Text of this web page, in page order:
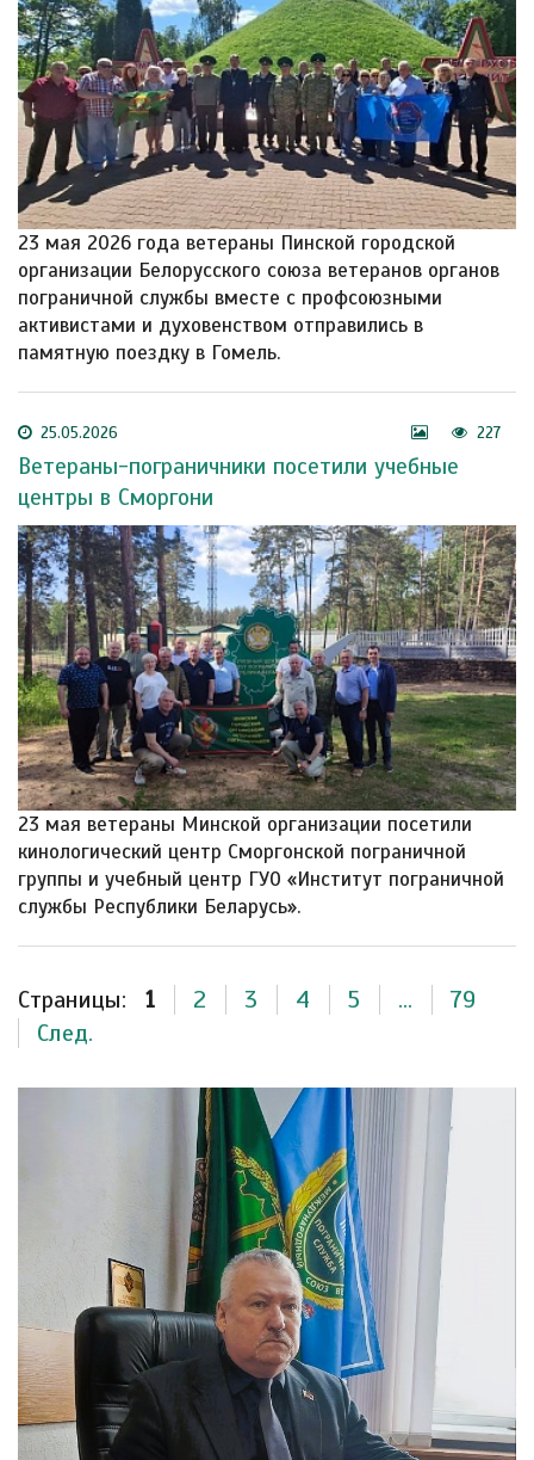
23 мая 2026 года ветераны Пинской городской
организации Белорусского союза ветеранов органов
пограничной службы вместе с профсоюзными
активистами и духовенством отправились в
памятную поездку в Гомель.
25.05.2026 227
Ветераны-пограничники посетили учебные
центры в Сморгони
23 мая ветераны Минской организации посетили
кинологический центр Сморгонской пограничной
группы и учебный центр ГУО «Институт пограничной
службы Республики Беларусь».
Страницы: 1 2 3 4 5 ...
79
След.